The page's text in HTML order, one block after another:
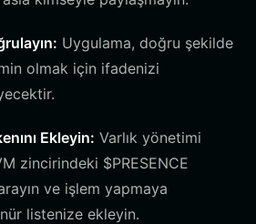
Uygulama, doğru şekilde
olmak için ifadenizi
Ekleyin: Varlık yönetimi
zincirindeki $PRESENCE
ve işlem yapmaya
listenize ekleyin.